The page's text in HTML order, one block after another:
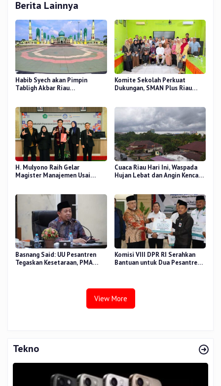
Berita Lainnya
Habib Syech akan Pimpin
Tabligh Akbar Riau
Komite Sekolah Perkuat
Dukungan, SMAN Plus Riau
H. Mulyono Raih Gelar
Magister Manajemen Usai
Cuaca Riau Hari Ini, Waspada
Hujan Lebat dan Angin Kencang
Basnang Said: UU Pesantren
Tegaskan Kesetaraan, PMA
Komisi VIII DPR RI Serahkan
Bantuan untuk Dua Pesantren
View More
Tekno